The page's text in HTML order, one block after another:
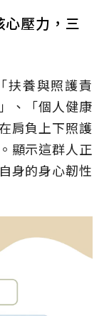
壓力，三
扶養與照護責
、「個人健康
肩負上下照護
顯示這群人正
身的身心韌性